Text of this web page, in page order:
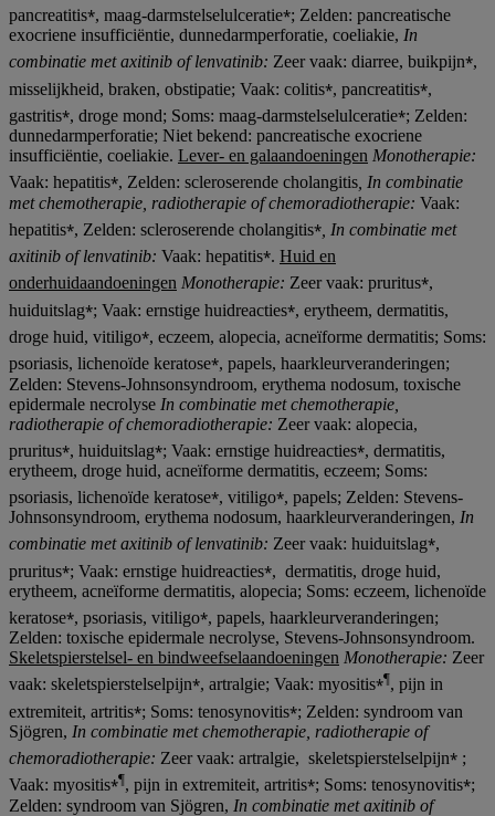
pancreatitis⁎, maag-darmstelselulceratie⁎; Zelden: pancreatische
exocriene insufficiëntie, dunnedarmperforatie, coeliakie, In
combinatie met axitinib of lenvatinib: Zeer vaak: diarree, buikpijn⁎,
misselijkheid, braken, obstipatie; Vaak: colitis⁎, pancreatitis⁎,
gastritis⁎, droge mond; Soms: maag-darmstelselulceratie⁎; Zelden:
dunnedarmperforatie; Niet bekend: pancreatische exocriene
insufficiëntie, coeliakie. Lever- en galaandoeningen Monotherapie:
Vaak: hepatitis⁎, Zelden: scleroserende cholangitis, In combinatie
met chemotherapie, radiotherapie of chemoradiotherapie: Vaak:
hepatitis⁎, Zelden: scleroserende cholangitis⁎ In combinatie met
axitinib of lenvatinib: Vaak: hepatitis⁎. Huid en
onderhuidaandoeningen Monotherapie: Zeer vaak: pruritus⁎,
huiduitslag⁎; Vaak: ernstige huidreacties⁎, erytheem, dermatitis,
droge huid, vitiligo⁎, eczeem, alopecia, acneïforme dermatitis; Soms:
psoriasis, lichenoïde keratose⁎, papels, haarkleurveranderingen;
Zelden: Stevens-Johnsonsyndroom, erythema nodosum, toxische
epidermale necrolyse In combinatie met chemotherapie,
radiotherapie of chemoradiotherapie: Zeer vaak: alopecia,
pruritus⁎, huiduitslag⁎; Vaak: ernstige huidreacties⁎, dermatitis,
erytheem, droge huid, acneïforme dermatitis, eczeem; Soms:
psoriasis, lichenoïde keratose⁎, vitiligo⁎, papels; Zelden: Stevens-
Johnsonsyndroom, erythema nodosum, haarkleurveranderingen, In
combinatie met axitinib of lenvatinib: Zeer vaak: huiduitslag⁎,
pruritus⁎; Vaak: ernstige huidreacties⁎, dermatitis, droge huid,
erytheem, acneïforme dermatitis, alopecia; Soms: eczeem, lichenoïde
keratose⁎, psoriasis, vitiligo⁎, papels, haarkleurveranderingen;
Zelden: toxische epidermale necrolyse, Stevens-Johnsonsyndroom.
Skeletspierstelsel‑ en bindweefselaandoeningen Monotherapie: Zeer
vaak: skeletspierstelselpijn⁎, artralgie; Vaak: myositis⁎¶, pijn in
extremiteit, artritis⁎; Soms: tenosynovitis⁎; Zelden: syndroom van
Sjögren, In combinatie met chemotherapie, radiotherapie of
chemoradiotherapie: Zeer vaak: artralgie, skeletspierstelselpijn⁎ ;
Vaak: myositis⁎¶, pijn in extremiteit, artritis⁎; Soms: tenosynovitis⁎;
Zelden: syndroom van Sjögren, In combinatie met axitinib of